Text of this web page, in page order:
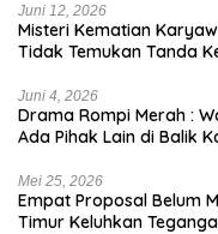
Juni 12, 2026
Misteri Kematian
Tidak Temukan Tanda
Juni 4, 2026
Drama Rompi Merah :
Ada Pihak Lain di Balik
Mei 25, 2026
Empat Proposal Belum
Timur Keluhkan